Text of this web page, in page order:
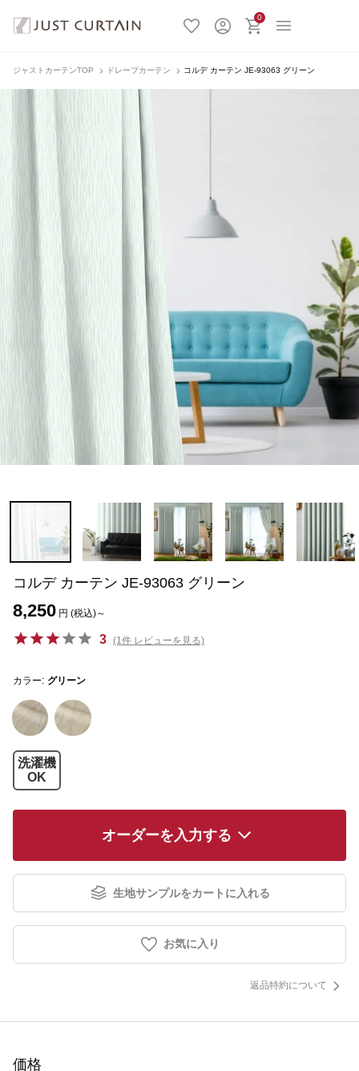
0
ジャストカーテンTOP ドレープカーテン コルデ カーテン JE-93063 グリーン
コルデ カーテン JE-93063 グリーン
8,250 円 (税込)～
3 (1件 レビューを見る)
カラー: グリーン
洗濯機
OK
オーダーを入力する
生地サンプルをカートに入れる
お気に入り
返品特約について
価格